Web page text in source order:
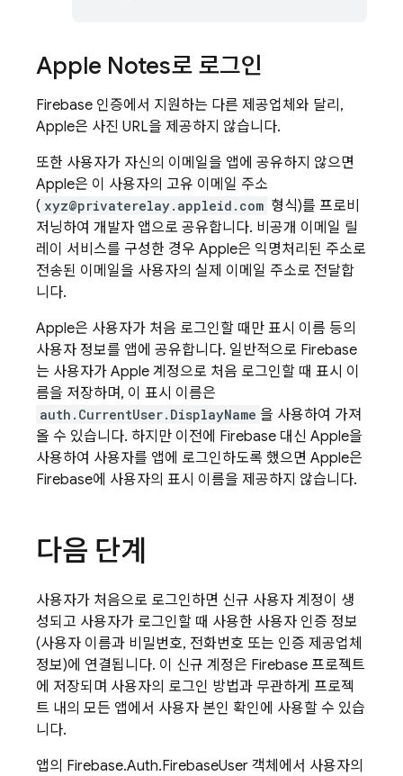
Apple Notes로 로그인
Firebase 인증에서 지원하는 다른 제공업체와 달리,
Apple은 사진 URL을 제공하지 않습니다.
또한 사용자가 자신의 이메일을 앱에 공유하지 않으면
Apple은 이 사용자의 고유 이메일 주소
( xyz@privaterelay.appleid.com 형식)를 프로비
저닝하여 개발자 앱으로 공유합니다. 비공개 이메일 릴
레이 서비스를 구성한 경우 Apple은 익명처리된 주소로
전송된 이메일을 사용자의 실제 이메일 주소로 전달합
니다.
Apple은 사용자가 처음 로그인할 때만 표시 이름 등의
사용자 정보를 앱에 공유합니다. 일반적으로 Firebase
는 사용자가 Apple 계정으로 처음 로그인할 때 표시 이
름을 저장하며, 이 표시 이름은
auth.CurrentUser.DisplayName 을 사용하여 가져
올 수 있습니다. 하지만 이전에 Firebase 대신 Apple을
사용하여 사용자를 앱에 로그인하도록 했으면 Apple은
Firebase에 사용자의 표시 이름을 제공하지 않습니다.
다음 단계
사용자가 처음으로 로그인하면 신규 사용자 계정이 생
성되고 사용자가 로그인할 때 사용한 사용자 인증 정보
(사용자 이름과 비밀번호, 전화번호 또는 인증 제공업체
정보)에 연결됩니다. 이 신규 계정은 Firebase 프로젝트
에 저장되며 사용자의 로그인 방법과 무관하게 프로젝
트 내의 모든 앱에서 사용자 본인 확인에 사용할 수 있습
니다.
앱의 Firebase.Auth.FirebaseUser 객체에서 사용자의